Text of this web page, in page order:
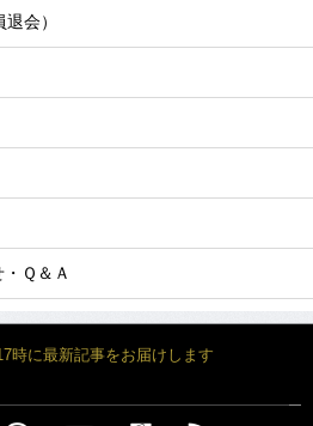
会）
Ｑ＆Ａ
時に最新記事をお届けします